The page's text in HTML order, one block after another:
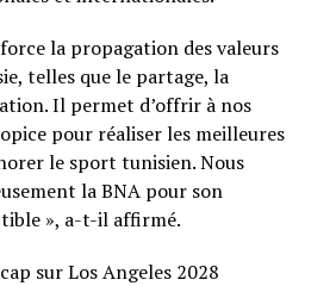
la propagation des valeurs
telles que le partage, la
Il permet d’offrir à nos
pour réaliser les meilleures
le sport tunisien. Nous
la BNA pour son
», a-t-il affirmé.
sur Los Angeles 2028